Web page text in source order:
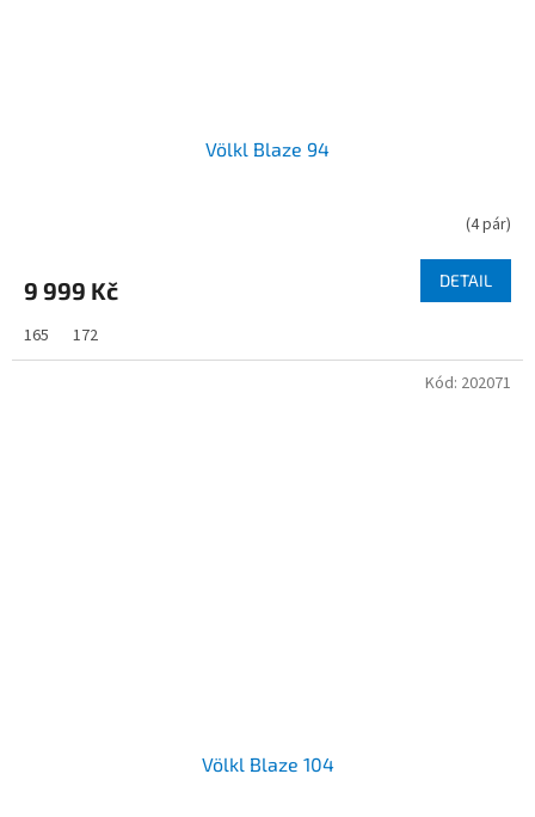
Völkl Blaze 94
(4 pár)
9 999 Kč DETAIL
165 172
Völkl Blaze 104
Kód: 202071